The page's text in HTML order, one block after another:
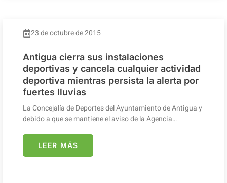
23 de octubre de 2015
Antigua cierra sus instalaciones
deportivas y cancela cualquier actividad
deportiva mientras persista la alerta por
fuertes lluvias
La Concejalía de Deportes del Ayuntamiento de Antigua y
debido a que se mantiene el aviso de la Agencia…
LEER MÁS